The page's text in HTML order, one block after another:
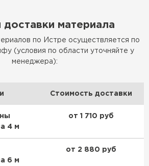
доставки материала
по Истре осуществляется по
(условия по области уточняйте у
менеджера):
Стоимость доставки
4 м
от 1 710 руб
6 м
от 2 880 руб